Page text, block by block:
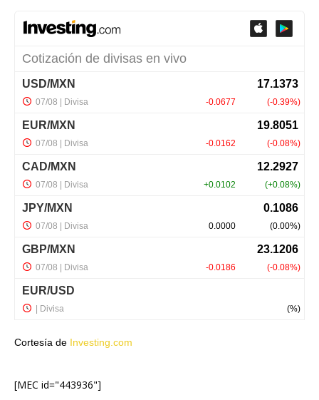
Cortesía de Investing.com
[MEC id="443936"]